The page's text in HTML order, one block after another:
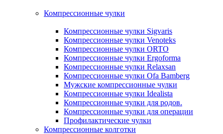
Компрессионные чулки
Компрессионные чулки Sigvaris
Компрессионные чулки Venoteks
Компрессионные чулки ORTO
Компрессионные чулки Ergoforma
Компрессионные чулки Relaxsan
Компрессионные чулки Ofa Bamberg
Мужские компрессионные чулки
Компрессионные чулки Idealista
Компрессионные чулки для родов.
Компрессионные чулки для операции
Профилактические чулки
Компрессионные колготки